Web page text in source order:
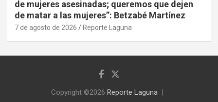
de mujeres asesinadas; queremos que dejen
de matar a las mujeres”: Betzabé Martínez
7 de agosto de 2026 Reporte Laguna
Copyright ©2026 Reporte Laguna